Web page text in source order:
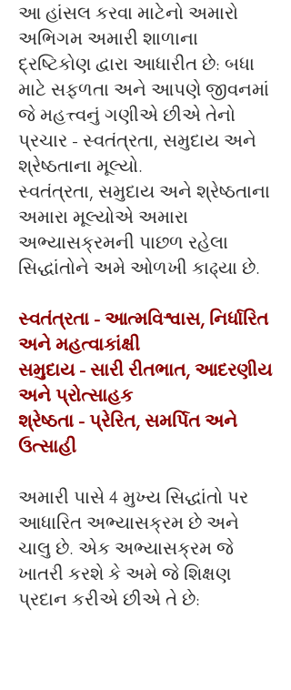
આ હાંસલ કરવા માટેનો અમારો
અભિગમ અમારી શાળાના
દ્રષ્ટિકોણ દ્વારા આધારીત છે: બધા
માટે સફળતા અને આપણે જીવનમાં
જે મહત્ત્વનું ગણીએ છીએ તેનો
પ્રચાર - સ્વતંત્રતા, સમુદાય અને
શ્રેષ્ઠતાના મૂલ્યો.
સ્વતંત્રતા, સમુદાય અને શ્રેષ્ઠતાના
અમારા મૂલ્યોએ અમારા
અભ્યાસક્રમની પાછળ રહેલા
સિદ્ધાંતોને અમે ઓળખી કાઢ્યા છે.
સ્વતંત્રતા - આત્મવિશ્વાસ, નિર્ધારિત
અને મહત્વાકાંક્ષી
સમુદાય - સારી રીતભાત, આદરણીય
અને પ્રોત્સાહક
શ્રેષ્ઠતા - પ્રેરિત, સમર્પિત અને
ઉત્સાહી
અમારી પાસે 4 મુખ્ય સિદ્ધાંતો પર
આધારિત અભ્યાસક્રમ છે અને
ચાલુ છે. એક અભ્યાસક્રમ જે
ખાતરી કરશે કે અમે જે શિક્ષણ
પ્રદાન કરીએ છીએ તે છે: